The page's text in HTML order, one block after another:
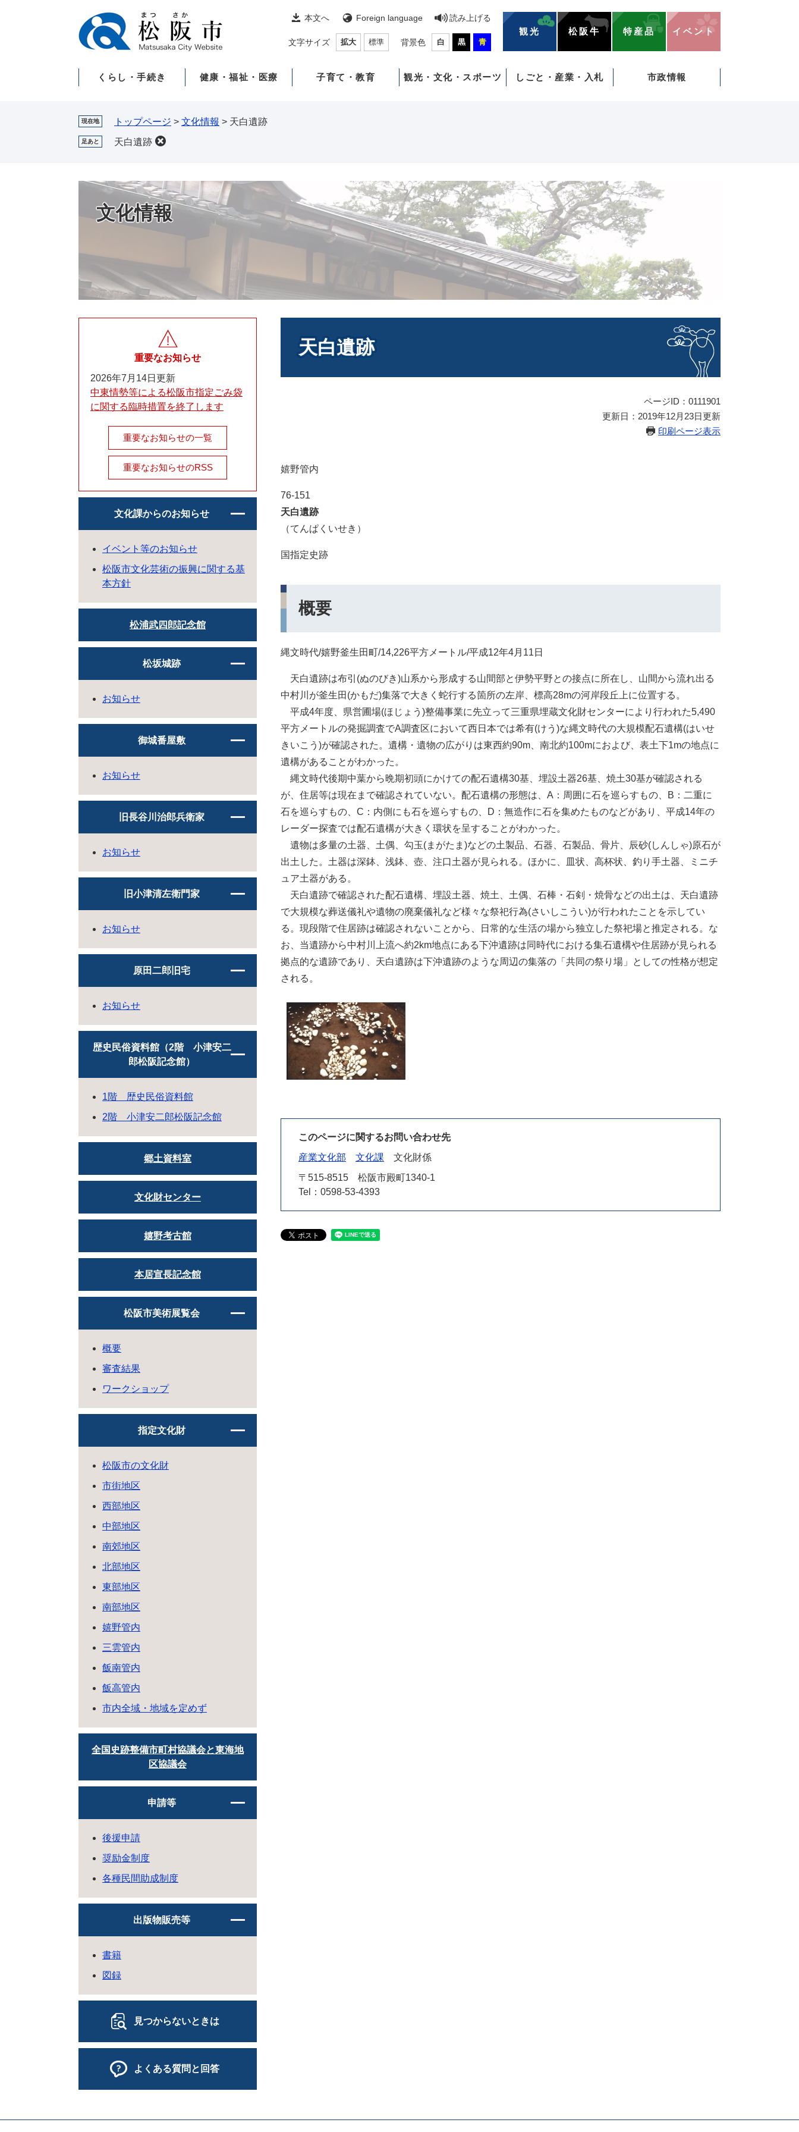
本文へ Foreign language 読み上げる
文字サイズ 拡大 標準 背景色 白 黒 青
観光 松阪牛 特産品 イベント
くらし・手続き 健康・福祉・医療 子育て・教育 観光・文化・スポーツ しごと・産業・入札 市政情報
現在地 トップページ > 文化情報 > 天白遺跡
足あと 天白遺跡
文化情報
天白遺跡
ページID：0111901
更新日：2019年12月23日更新
印刷ページ表示
嬉野管内
76-151
天白遺跡
（てんぱくいせき）
国指定史跡
概要
縄文時代/嬉野釜生田町/14,226平方メートル/平成12年4月11日
天白遺跡は布引(ぬのびき)山系から形成する山間部と伊勢平野との接点に所在し、山間から流れ出る
中村川が釜生田(かもだ)集落で大きく蛇行する箇所の左岸、標高28mの河岸段丘上に位置する。
平成4年度、県営圃場(ほじょう)整備事業に先立って三重県埋蔵文化財センターにより行われた5,490
平方メートルの発掘調査でA調査区において西日本では希有(けう)な縄文時代の大規模配石遺構(はいせ
きいこう)が確認された。遺構・遺物の広がりは東西約90m、南北約100mにおよび、表土下1mの地点に
遺構があることがわかった。
縄文時代後期中葉から晩期初頭にかけての配石遺構30基、埋設土器26基、焼土30基が確認される
が、住居等は現在まで確認されていない。配石遺構の形態は、A：周囲に石を巡らすもの、B：二重に
石を巡らすもの、C：内側にも石を巡らすもの、D：無造作に石を集めたものなどがあり、平成14年の
レーダー探査では配石遺構が大きく環状を呈することがわかった。
遺物は多量の土器、土偶、勾玉(まがたま)などの土製品、石器、石製品、骨片、辰砂(しんしゃ)原石が
出土した。土器は深鉢、浅鉢、壺、注口土器が見られる。ほかに、皿状、高杯状、釣り手土器、ミニチ
ュア土器がある。
天白遺跡で確認された配石遺構、埋設土器、焼土、土偶、石棒・石剣・焼骨などの出土は、天白遺跡
で大規模な葬送儀礼や遺物の廃棄儀礼など様々な祭祀行為(さいしこうい)が行われたことを示してい
る。現段階で住居跡は確認されないことから、日常的な生活の場から独立した祭祀場と推定される。な
お、当遺跡から中村川上流へ約2km地点にある下沖遺跡は同時代における集石遺構や住居跡が見られる
拠点的な遺跡であり、天白遺跡は下沖遺跡のような周辺の集落の「共同の祭り場」としての性格が想定
される。
このページに関するお問い合わせ先
産業文化部
文化課
文化財係
〒515-8515
松阪市殿町1340-1
Tel：0598-53-4393
重要なお知らせ
2026年7月14日更新
中東情勢等による松阪市指定ごみ袋
に関する臨時措置を終了します
重要なお知らせの一覧
重要なお知らせのRSS
文化課からのお知らせ
イベント等のお知らせ
松阪市文化芸術の振興に関する基
本方針
松浦武四郎記念館
松坂城跡
お知らせ
御城番屋敷
お知らせ
旧長谷川治郎兵衛家
お知らせ
旧小津清左衛門家
お知らせ
原田二郎旧宅
お知らせ
歴史民俗資料館（2階 小津安二
郎松阪記念館）
1階 歴史民俗資料館
2階 小津安二郎松阪記念館
郷土資料室
文化財センター
嬉野考古館
本居宣長記念館
松阪市美術展覧会
概要
審査結果
ワークショップ
指定文化財
松阪市の文化財
市街地区
西部地区
中部地区
南郊地区
北部地区
東部地区
南部地区
嬉野管内
三雲管内
飯南管内
飯高管内
市内全域・地域を定めず
全国史跡整備市町村協議会と東海地
区協議会
申請等
後援申請
奨励金制度
各種民間助成制度
出版物販売等
書籍
図録
見つからないときは
よくある質問と回答